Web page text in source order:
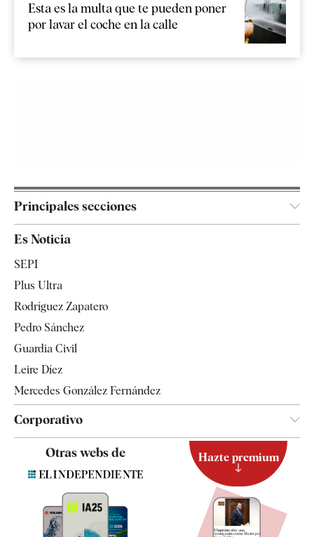
Esta es la multa que te pueden poner
por lavar el coche en la calle
Principales secciones
España
Televisión
Es Noticia
SEPI
Plus Ultra
Rodríguez Zapatero
Pedro Sánchez
Guardia Civil
Leire Díez
Mercedes González Fernández
Corporativo
Contacto
Quiénes somos
Otras webs de Hazte premium